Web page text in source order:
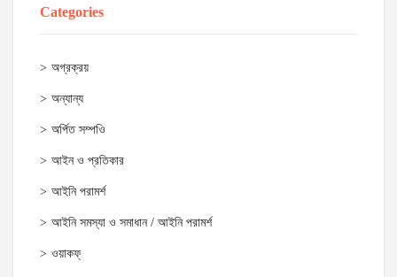
Categories
অগ্রক্রয়
অন্যান্য
অর্পিত সম্পওি
আইন ও প্রতিকার
আইনি পরামর্শ
আইনি সমস্যা ও সমাধান / আইনি পরামর্শ
ওয়াকফ্